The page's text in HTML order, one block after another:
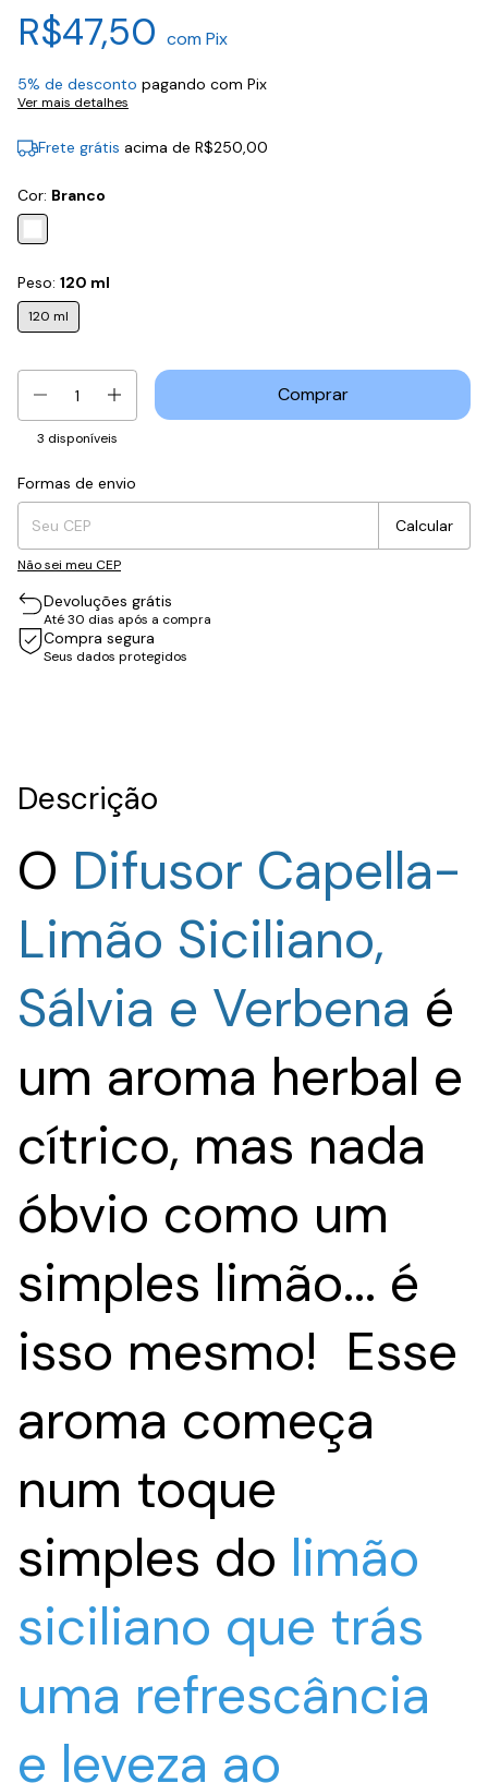
R$47,50 com Pix
5% de desconto pagando com Pix
Ver mais detalhes
Frete grátis acima de R$250,00
Cor: Branco
Peso: 120 ml
120 ml
3 disponíveis
Entregas para o CEP:
Formas de envio
Calcular
Não sei meu CEP
Devoluções grátis
Até 30 dias após a compra
Compra segura
Seus dados protegidos
Descrição
O Difusor Capella-
Limão Siciliano,
Sálvia e Verbena é
um aroma herbal e
cítrico, mas nada
óbvio como um
simples limão... é
isso mesmo! Esse
aroma começa
num toque
simples do limão
siciliano que trás
uma refrescância
e leveza ao